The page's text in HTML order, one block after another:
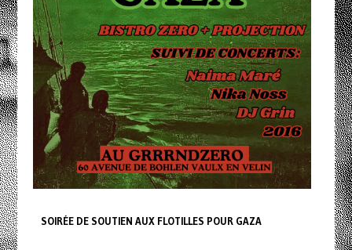
SOIRÉE DE SOUTIEN AUX FLOTILLES POUR GAZA